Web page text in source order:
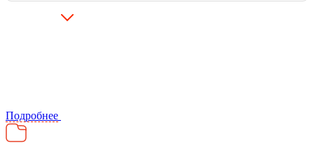
Подробнее